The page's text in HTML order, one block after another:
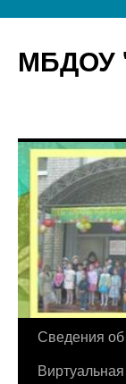
МБДОУ
Перейти
Сведения об